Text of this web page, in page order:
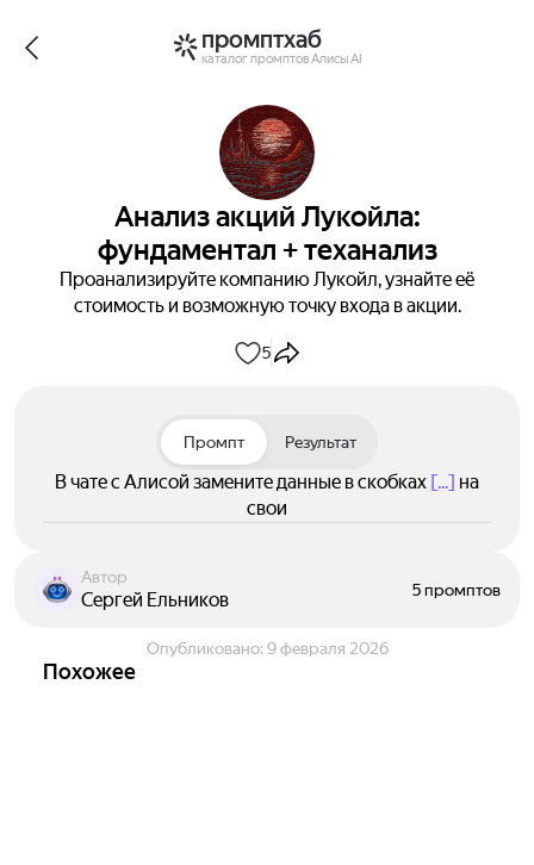
промптхаб
каталог промптов Алисы AI
Анализ акций Лукойла:
фундаментал + теханализ
Проанализируйте компанию Лукойл, узнайте её
стоимость и возможную точку входа в акции.
5
Промпт Результат
В чате с Алисой замените данные в скобках [...] на
свои
Автор
Сергей Ельников 5 промптов
Опубликовано: 9 февраля 2026
Похожее